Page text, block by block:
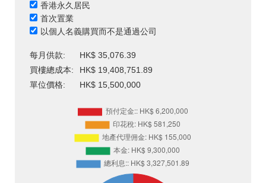
香港永久居民
首次置業
以個人名義購買而不是通過公司
每月供款:
HK$ 35,076.39
買樓總成本:
HK$ 19,408,751.89
單位價格:
HK$ 15,500,000